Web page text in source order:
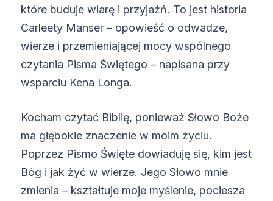
które buduje wiarę i przyjaźń. To jest historia
Carleety Manser – opowieść o odwadze,
wierze i przemieniającej mocy wspólnego
czytania Pisma Świętego – napisana przy
wsparciu Kena Longa.
Kocham czytać Biblię, ponieważ Słowo Boże
ma głębokie znaczenie w moim życiu.
Poprzez Pismo Święte dowiaduję się, kim jest
Bóg i jak żyć w wierze. Jego Słowo mnie
zmienia – kształtuje moje myślenie, pociesza